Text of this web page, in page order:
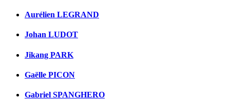
Aurélien LEGRAND
Johan LUDOT
Jikang PARK
Gaëlle PICON
Gabriel SPANGHERO